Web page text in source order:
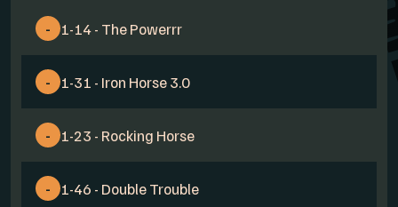
- 1-14 - The Powerrr
- 1-31 - Iron Horse 3.0
- 1-23 - Rocking Horse
- 1-46 - Double Trouble